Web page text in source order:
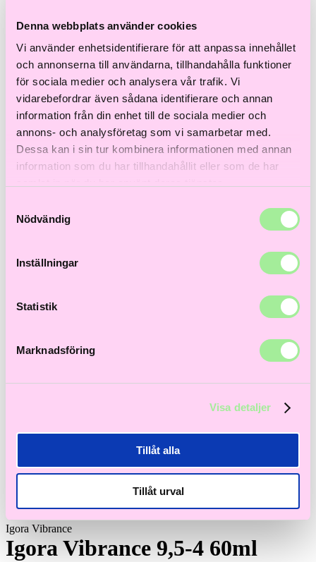
Denna webbplats använder cookies
Vi använder enhetsidentifierare för att anpassa innehållet
och annonserna till användarna, tillhandahålla funktioner
för sociala medier och analysera vår trafik. Vi
vidarebefordrar även sådana identifierare och annan
information från din enhet till de sociala medier och
annons- och analysföretag som vi samarbetar med.
Dessa kan i sin tur kombinera informationen med annan
information som du har tillhandahållit eller som de har
Nödvändig
Inställningar
Statistik
Marknadsföring
Visa detaljer
Tillåt alla
Tillåt urval
Hem>Färgat hår>Hårfärg> Igora Vibrance 9,5-4 60ml
Igora Vibrance
Igora Vibrance 9,5-4 60ml